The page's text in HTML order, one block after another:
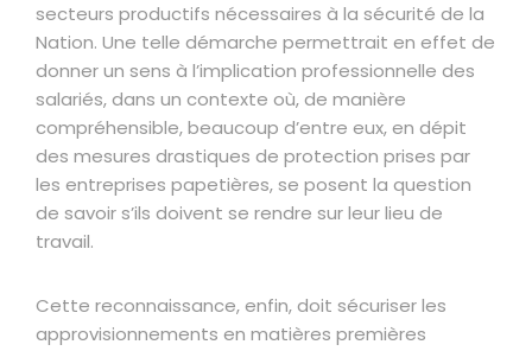
secteurs productifs nécessaires à la sécurité de la
Nation. Une telle démarche permettrait en effet de
donner un sens à l’implication professionnelle des
salariés, dans un contexte où, de manière
compréhensible, beaucoup d’entre eux, en dépit
des mesures drastiques de protection prises par
les entreprises papetières, se posent la question
de savoir s’ils doivent se rendre sur leur lieu de
travail.
Cette reconnaissance, enfin, doit sécuriser les
approvisionnements en matières premières